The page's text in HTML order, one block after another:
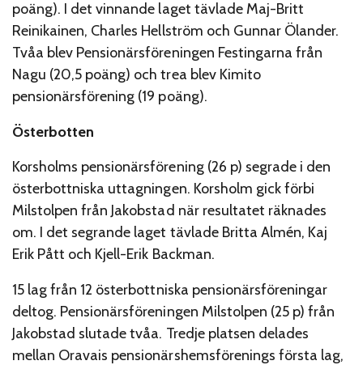
poäng). I det vinnande laget tävlade Maj-Britt
Reinikainen, Charles Hellström och Gunnar Ölander.
Tvåa blev Pensionärsföreningen Festingarna från
Nagu (20,5 poäng) och trea blev Kimito
pensionärsförening (19 poäng).
Österbotten
Korsholms pensionärsförening (26 p) segrade i den
österbottniska uttagningen. Korsholm gick förbi
Milstolpen från Jakobstad när resultatet räknades
om. I det segrande laget tävlade Britta Almén, Kaj
Erik Pått och Kjell-Erik Backman.
15 lag från 12 österbottniska pensionärsföreningar
deltog. Pensionärsföreningen Milstolpen (25 p) från
Jakobstad slutade tvåa. Tredje platsen delades
mellan Oravais pensionärshemsförenings första lag,